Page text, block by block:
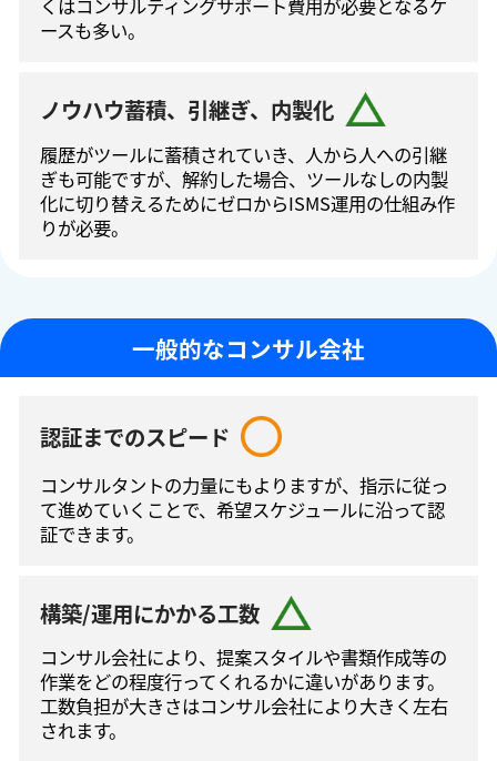
くはコンサルティングサポート費⽤が必要となるケ
ースも多い。
ノウハウ蓄積、引継ぎ、内製化
履歴がツールに蓄積されていき、人から人への引継
ぎも可能ですが、解約した場合、ツールなしの内製
化に切り替えるためにゼロからISMS運⽤の仕組み作
りが必要。
一般的なコンサル会社
認証までのスピード
コンサルタントの⼒量にもよりますが、指⽰に従っ
て進めていくことで、希望スケジュールに沿って認
証できます。
構築/運用にかかる工数
コンサル会社により、提案スタイルや書類作成等の
作業をどの程度⾏ってくれるかに違いがあります。
工数負担が大きさはコンサル会社により大きく左右
されます。